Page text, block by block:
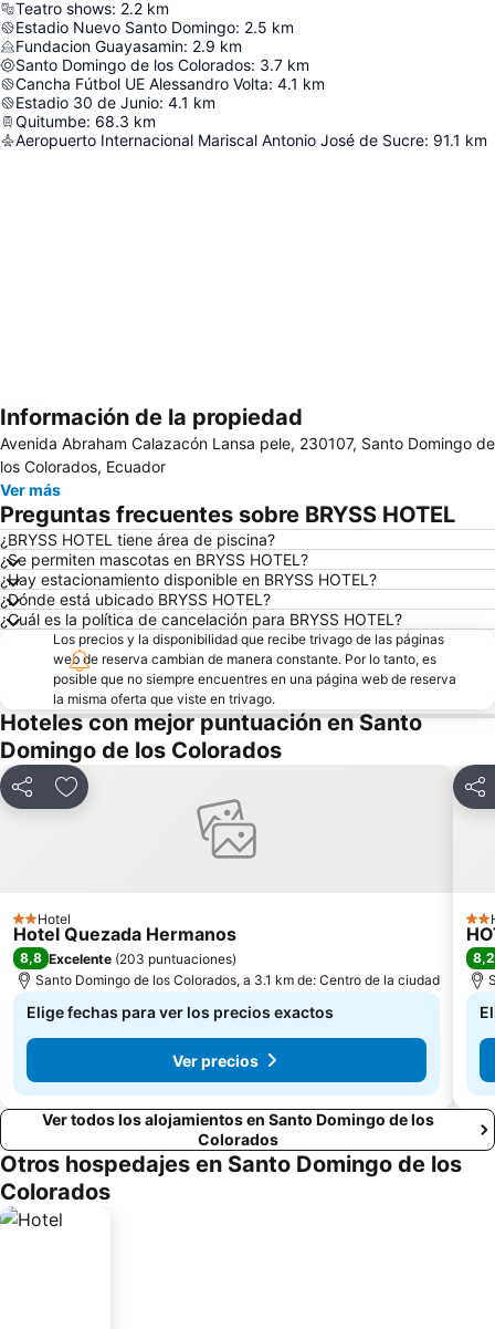
Teatro shows: 2.2 km
Estadio Nuevo Santo Domingo: 2.5 km
Fundacion Guayasamin: 2.9 km
Santo Domingo de los Colorados: 3.7 km
Cancha Fútbol UE Alessandro Volta: 4.1 km
Estadio 30 de Junio: 4.1 km
Quitumbe: 68.3 km
Aeropuerto Internacional Mariscal Antonio José de Sucre: 91.1 km
Ampliar mapa
Información de la propiedad
Avenida Abraham Calazacón Lansa pele, 230107, Santo Domingo de
los Colorados, Ecuador
Ver más
Preguntas frecuentes sobre BRYSS HOTEL
¿BRYSS HOTEL tiene área de piscina?
¿Se permiten mascotas en BRYSS HOTEL?
¿Hay estacionamiento disponible en BRYSS HOTEL?
¿Dónde está ubicado BRYSS HOTEL?
¿Cuál es la política de cancelación para BRYSS HOTEL?
Los precios y la disponibilidad que recibe trivago de las páginas
web de reserva cambian de manera constante. Por lo tanto, es
posible que no siempre encuentres en una página web de reserva
la misma oferta que viste en trivago.
Hoteles con mejor puntuación en Santo
Domingo de los Colorados
CompartirAgregar a favoritos
2 Estrellas
Hotel
Hotel Quezada Hermanos
8,8 Excelente (203 puntuaciones)
Santo Domingo de los Colorados, a 3.1 km de: Centro de la ciudad
Elige fechas para ver los precios exactos
Ver precios
2
8,2
Ver todos los alojamientos en Santo Domingo de los
Colorados
Otros hospedajes en Santo Domingo de los
Colorados